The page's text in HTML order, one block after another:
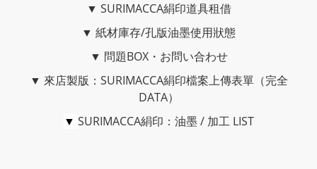
▼ SURIMACCA絹印道具租借
▼ 紙材庫存/孔版油墨使用狀態
▼ 問題BOX・お問い合わせ
▼ 來店製版：SURIMACCA絹印檔案上傳表單（完全
DATA）
▼ SURIMACCA絹印：油墨 / 加工 LIST